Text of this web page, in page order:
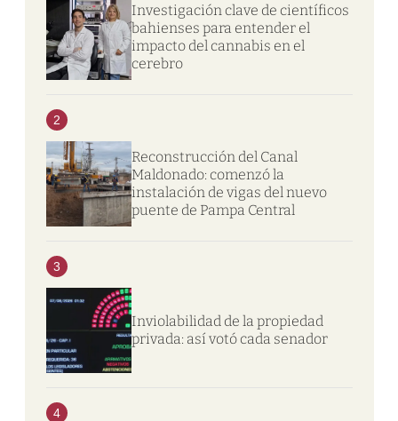
Investigación clave de científicos
bahienses para entender el
impacto del cannabis en el
cerebro
2
Reconstrucción del Canal
Maldonado: comenzó la
instalación de vigas del nuevo
puente de Pampa Central
3
Inviolabilidad de la propiedad
privada: así votó cada senador
4